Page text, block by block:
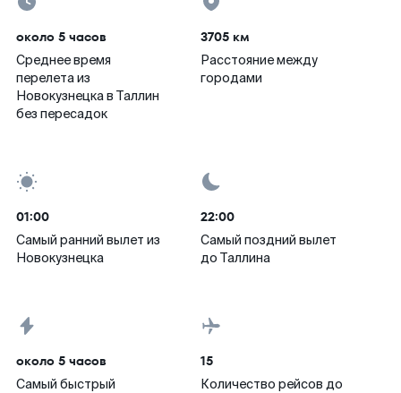
около 5 часов
Среднее время
перелета из
Новокузнецка в Таллин
без пересадок
3705 км
Расстояние между
городами
01:00
Самый ранний вылет из
Новокузнецка
22:00
Самый поздний вылет
до Таллина
около 5 часов
Самый быстрый
15
Количество рейсов до